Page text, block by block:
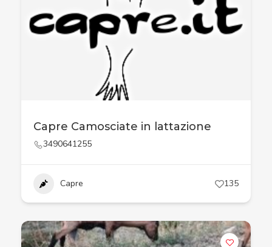
Capre Camosciate in lattazione
3490641255
Capre 135